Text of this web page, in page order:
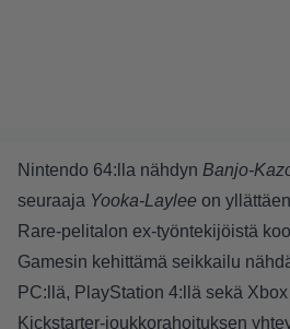
Nintendo 64:lla nähdyn Banjo-
seuraaja Yooka-Laylee on
Rare-pelitalon ex-työntekijöistä
Gamesin kehittämä seikkailu
PC:llä, PlayStation 4:llä sekä
Kickstarter-joukkorahoituksen